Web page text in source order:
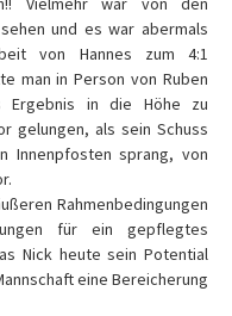
und es war abermals
von Hannes zum 4:1
man in Person von Ruben
Ergebnis in die Höhe zu
gelungen, als sein Schuss
Innenpfosten sprang, von
Rahmenbedingungen
für ein gepflegtes
Nick heute sein Potential
eine Bereicherung